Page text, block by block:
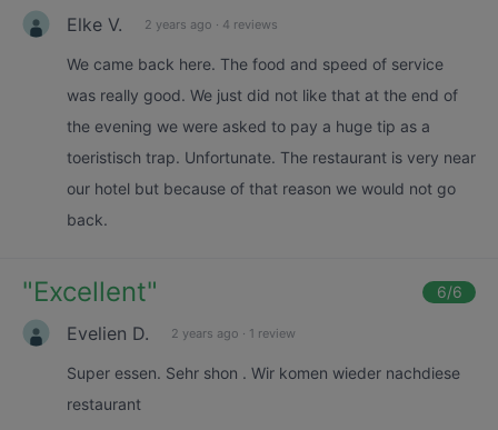
Elke V. 2 years ago · 4 reviews
We came back here. The food and speed of service
was really good. We just did not like that at the end of
the evening we were asked to pay a huge tip as a
toeristisch trap. Unfortunate. The restaurant is very near
our hotel but because of that reason we would not go
back.
"Excellent" 6/6
Evelien D. 2 years ago · 1 review
Super essen. Sehr shon . Wir komen wieder nachdiese
restaurant